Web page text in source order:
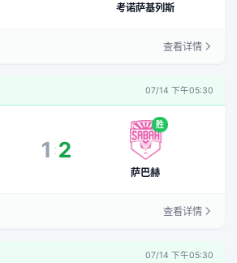
考诺萨基列斯
查看详情
07/14 下午05:30
1 :2
胜
萨巴赫
查看详情
07/14 下午05:30